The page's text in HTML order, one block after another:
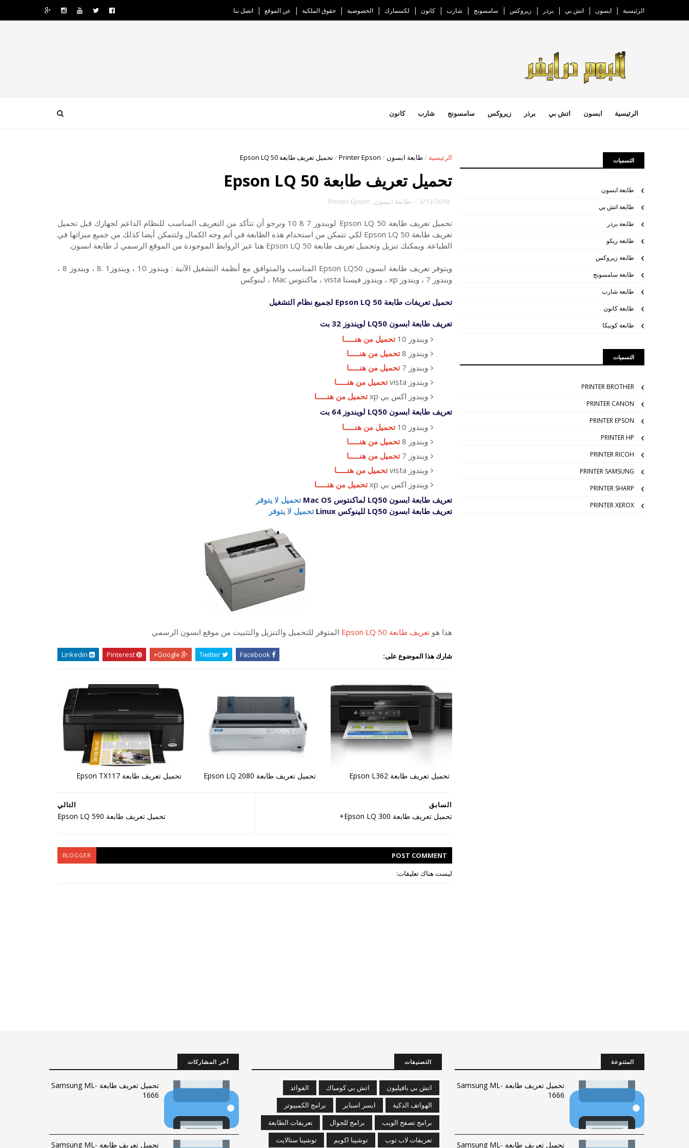
الرئيسية ابسون اتش بي برذر زيروكس سامسونج شارب كانون لكسمارك الخصوصية حقوق الملكية عن الموقع اتصل بنا
الرئيسية ابسون اتش بي برذر زيروكس سامسونج شارب كانون
الرئيسية /طابعة ابسون /
Printer Epson
/تحميل تعريف طابعة Epson LQ 50
تحميل تعريف طابعة Epson LQ 50
3/13/2018
- طابعة ابسون,
Printer Epson
تحميل تعريف طابعة Epson LQ 50 لويندوز 7 8 10 ونرجو أن تتأكد من التعريف المناسب للنظام الداعم لجهازك قبل تحميل
تعريف طابعة Epson LQ 50 لكي تتمكن من استخدام هذه الطابعة في أتم وجه الكمال ولتتمكن أيضا كذلك من جميع ميزاتها في
الطباعة. ويمكنك تنزيل وتحميل تعريف طابعة Epson LQ 50 هنا عبر الروابط الموجودة من الموقع الرسمي لـ طابعة ابسون.
ويتوفر تعريف طابعة ابسون Epson LQ50 المناسب والمتوافق مع أنظمة التشغيل الآتية : ويندوز 10 ، ويندوز1 .8 ، ويندوز 8 ،
ويندوز 7 ، ويندوز xp ، ويندوز فيستا vista ، ماكنتوس Mac ، لينوكس
تحميل تعريفات طابعة Epson LQ 50 لجميع نظام التشغيل
تعريف طابعة ابسون LQ50 لويندوز 32 بت
ويندوز 10
تحميل من هنـــــا
ويندوز 8
تحميل من هنـــــا
ويندوز 7
تحميل من هنـــــا
ويندوز vista
تحميل من هنـــــا
ويندوز اكس بي xp
تحميل من هنـــــا
تعريف طابعة ابسون LQ50 لويندوز 64 بت
ويندوز 10
تحميل من هنـــــا
ويندوز 8
تحميل من هنـــــا
ويندوز 7
تحميل من هنـــــا
ويندوز vista
تحميل من هنـــــا
ويندوز اكس بي xp
تحميل من هنـــــا
تعريف طابعة ابسون LQ50 لماكنتوس Mac OS
تحميل لا يتوفر
تعريف طابعة ابسون LQ50 للينوكس Linux
تحميل لا يتوفر
هذا هو تعريف طابعة Epson LQ 50 المتوفر للتحميل والتنزيل والتثبيت من موقع ابسون الرسمي
شارك هذا الموضوع على:
تحميل تعريف طابعة Epson L362 تحميل تعريف طابعة Epson LQ 2080 تحميل تعريف طابعة Epson TX117
التالي
تحميل تعريف طابعة Epson LQ 590
السابق
تحميل تعريف طابعة Epson LQ 300+
POST COMMENT
BLOGGER
ليست هناك تعليقات:
التسميات
طابعة ابسون
طابعة اتش بي
طابعة برذر
طابعة ريكو
طابعة زيروكس
طابعة سامسونج
طابعة شارب
طابعة كانون
طابعة كونيكا
التسميات
PRINTER BROTHER
PRINTER CANON
PRINTER EPSON
PRINTER HP
PRINTER RICOH
PRINTER SAMSUNG
PRINTER SHARP
PRINTER XEROX
المتنوعة
تحميل تعريف طابعة Samsung ML-
1666
تحميل تعريف طابعة Samsung ML-
التصنيفات
اتش بي بافيليون اتش بي كومباك
الفوائد
الهواتف الذكية
ايسر اسباير
برامج الكمبيوتر
برامج تصفح الويب
برامج للجوال
تعريفات الطابعة
تعريفات لاب توب
توشيبا اكويم
توشيبا ستالايت
آخر المشاركات
تحميل تعريف طابعة Samsung ML-
1666
تحميل تعريف طابعة Samsung ML-